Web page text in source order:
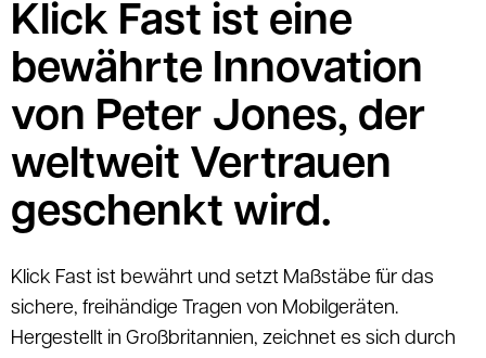
Klick Fast ist eine
bewährte Innovation
von Peter Jones, der
weltweit Vertrauen
geschenkt wird.
Klick Fast ist bewährt und setzt Maßstäbe für das
sichere, freihändige Tragen von Mobilgeräten.
Hergestellt in Großbritannien, zeichnet es sich durch